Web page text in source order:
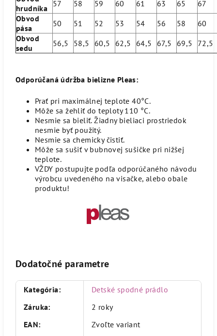
hrudníka
57 58 59 60 61 63 65
67
Obvod
pása
50 51 52 53 54 56 58
60
Obvod
sedu
56,5 58,5 60,5 62,5 64,5 67,5 69,5
Odporúčaná údržba bielizne Pleas:
Prať pri maximálnej teplote 40°C.
Môže sa žehliť do teploty 110 °C.
Nesmie sa bieliť. Žiadny bieliaci prostriedok
nesmie byť použitý.
Nesmie sa chemicky čistiť.
Môže sa sušiť v bubnovej sušičke pri nižšej
teplote.
VŽDY postupujte podľa odporúčaného návodu
výrobcu uvedeného na visačke, alebo obale
produktu!
Dodatočné parametre
Kategória:
Detské spodné prádlo
Záruka:
2 roky
EAN:
Zvoľte variant